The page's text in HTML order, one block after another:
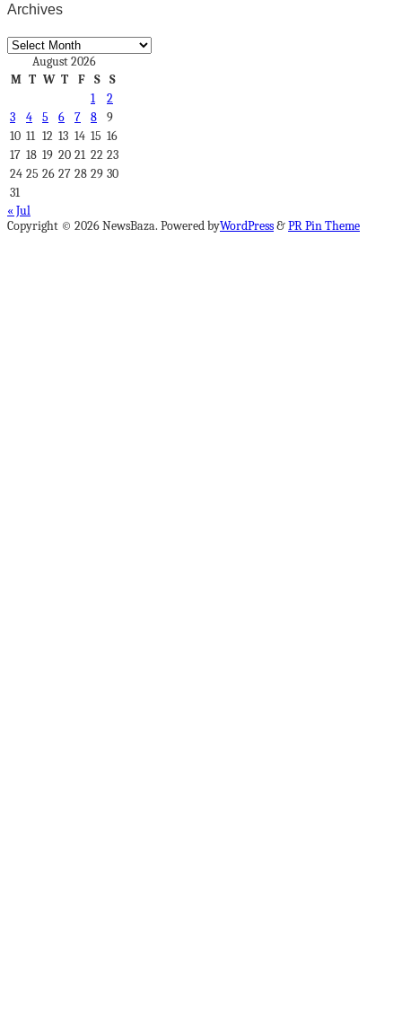
Archives
Archives
August 2026
M T W T F S
S
1
2
3
4 5 6 7 8
9
10 11 12 13 14 15 16
17 18 19 20 21 22 23
24 25 26 27 28 29 30
31
« Jul
Copyright © 2026 NewsBaza. Powered byWordPress&PR Pin Theme